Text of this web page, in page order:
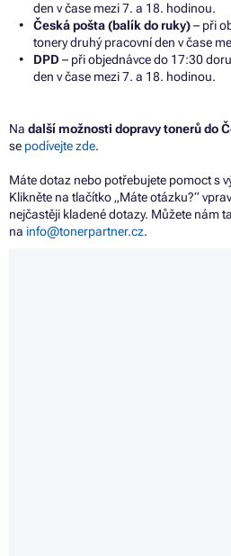
den v čase mezi 7. a 18. hodinou.
Česká pošta (balík do ruky)– při
tonery druhý pracovní den v čase
DPD – při objednávce do 17:30
den v čase mezi 7. a 18. hodinou.
Na další možnosti dopravy tonerů do
se podívejte zde.
Máte dotaz nebo potřebujete pomoct s
Klikněte na tlačítko „Máte otázku?“
nejčastěji kladené dotazy. Můžete nám
na info@tonerpartner.cz.